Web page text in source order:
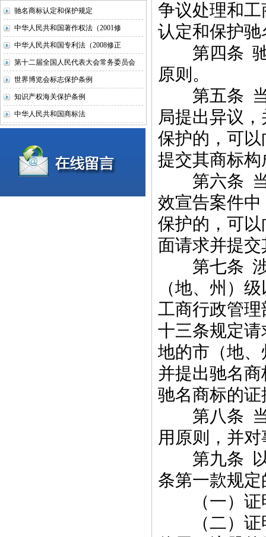
驰名商标认定和保护规定
中华人民共和国著作权法（2001修
中华人民共和国专利法（2008修正
第十二届全国人民代表大会常务委员会
世界博览会标志保护条例
知识产权海关保护条例
中华人民共和国商标法
争议处理和
认定和保护
第四条 驰
原则。
第五条 当
局提出异议
保护的，可
提交其商标
第六条 当
效宣告案件
保护的，可
面请求并提
第七条 涉
（地、州）
工商行政管
十三条规定
地的市（地
并提出驰名
驰名商标的
第八条 当
用原则，并
第九条 以
条第一款规
（一）证明
（二）证明